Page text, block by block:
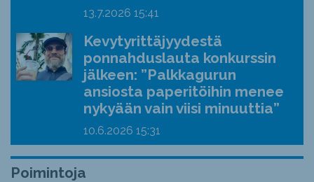
13.7.2026 15:41
Kevytyrittäjyydestä
ponnahduslauta konkurssin
jälkeen: ”Palkkagurun
ansiosta paperitöihin menee
nykyään vain viisi minuuttia”
10.6.2026 15:31
Poimintoja